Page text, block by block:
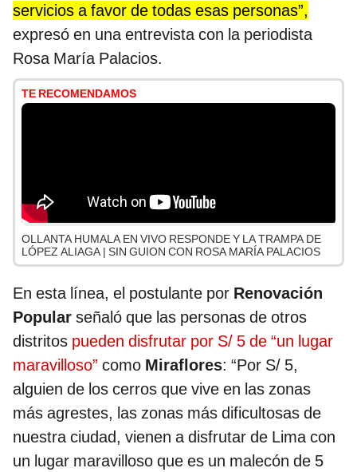
servicios a favor de todas esas personas”,
expresó en una entrevista con la periodista
Rosa María Palacios.
TE RECOMENDAMOS
OLLANTA HUMALA EN VIVO RESPONDE Y LA TRAMPA DE
LÓPEZ ALIAGA | SIN GUION CON ROSA MARÍA PALACIOS
En esta línea, el postulante por Renovación
Popular señaló que las personas de otros
distritos pueden disfrutar por S/ 5 de “un lugar
maravilloso” como Miraflores: “Por S/ 5,
alguien de los cerros que vive en las zonas
más agrestes, las zonas más dificultosas de
nuestra ciudad, vienen a disfrutar de Lima con
un lugar maravilloso que es un malecón de 5